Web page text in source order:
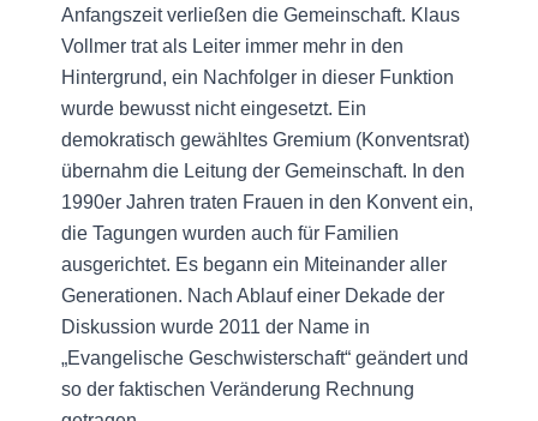
Anfangszeit verließen die Gemeinschaft. Klaus
Vollmer trat als Leiter immer mehr in den
Hintergrund, ein Nachfolger in dieser Funktion
wurde bewusst nicht eingesetzt. Ein
demokratisch gewähltes Gremium (Konventsrat)
übernahm die Leitung der Gemeinschaft. In den
1990er Jahren traten Frauen in den Konvent ein,
die Tagungen wurden auch für Familien
ausgerichtet. Es begann ein Miteinander aller
Generationen. Nach Ablauf einer Dekade der
Diskussion wurde 2011 der Name in
„Evangelische Geschwisterschaft“ geändert und
so der faktischen Veränderung Rechnung